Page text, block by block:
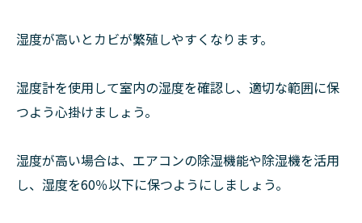
湿度が高いとカビが繁殖しやすくなります。
湿度計を使用して室内の湿度を確認し、適切な範囲に保
つよう心掛けましょう。
湿度が高い場合は、エアコンの除湿機能や除湿機を活用
し、湿度を60％以下に保つようにしましょう。